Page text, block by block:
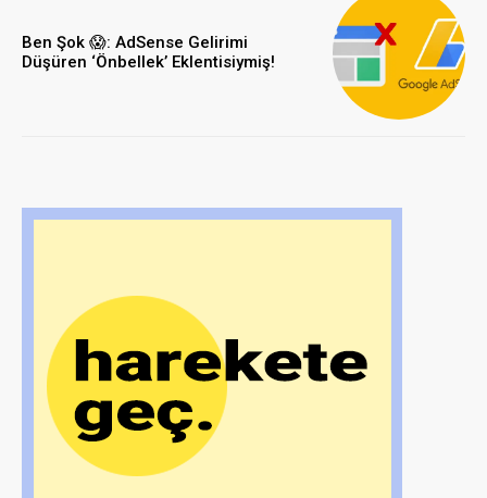
Adsense Hesabınız Banlanabilir:
Sticky Sidebar Reklamları
Kullanıyorsanız Dikkatli Olun
Kazançlarınız risk altında:
Gelirinizin ciddi oranda olumsuz